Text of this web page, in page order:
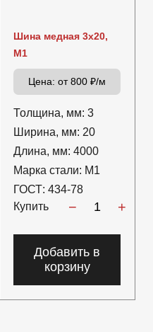
Шина медная 3х20,
М1
Цена: от 800 ₽/м
Толщина, мм: 3
Ширина, мм: 20
Длина, мм: 4000
Марка стали: М1
ГОСТ: 434-78
Купить
− +
Добавить в
корзину